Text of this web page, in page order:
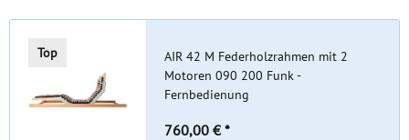
Top
AIR 42 M Federholzrahmen mit 2
Motoren 090 200 Funk -
Fernbedienung
760,00 € *